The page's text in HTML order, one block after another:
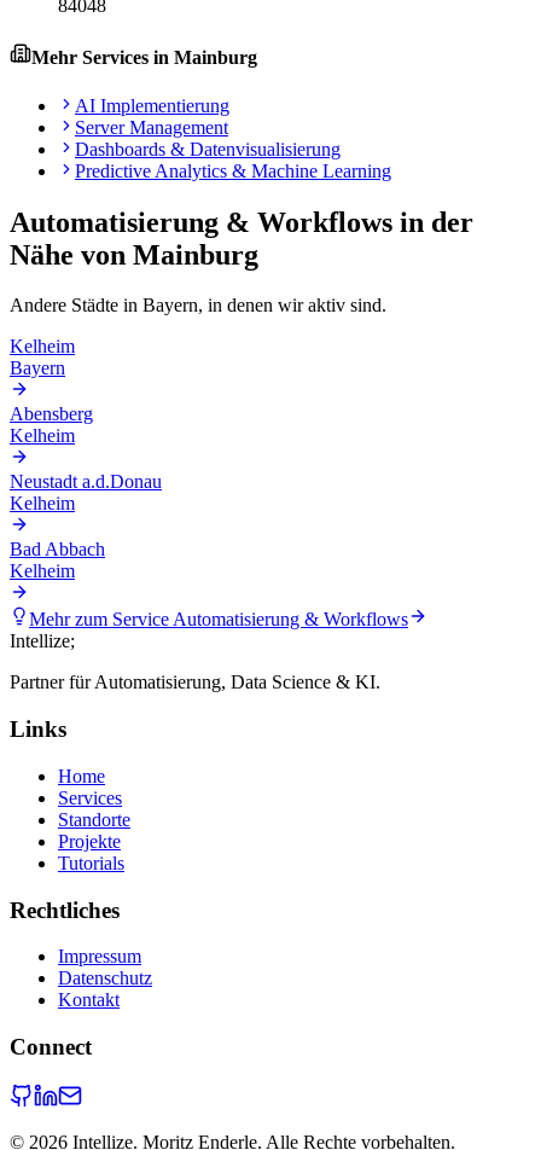
84048
Mehr Services in Mainburg
AI Implementierung
Server Management
Dashboards & Datenvisualisierung
Predictive Analytics & Machine Learning
Automatisierung & Workflows in der
Nähe von Mainburg
Andere Städte in Bayern, in denen wir aktiv sind.
Kelheim
Bayern
Abensberg
Kelheim
Neustadt a.d.Donau
Kelheim
Bad Abbach
Kelheim
Mehr zum ServiceAutomatisierung & Workflows
Intellize;
Partner für Automatisierung, Data Science & KI.
Links
Home
Services
Standorte
Projekte
Tutorials
Rechtliches
Impressum
Datenschutz
Kontakt
Connect
© 2026 Intellize. Moritz Enderle. Alle Rechte vorbehalten.